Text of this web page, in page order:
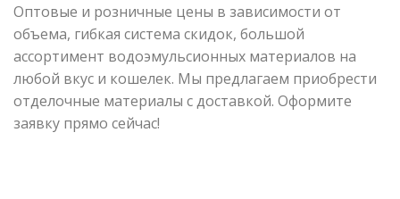
Оптовые и розничные цены в зависимости от
объема, гибкая система скидок, большой
ассортимент водоэмульсионных материалов на
любой вкус и кошелек. Мы предлагаем приобрести
отделочные материалы с доставкой. Оформите
заявку прямо сейчас!